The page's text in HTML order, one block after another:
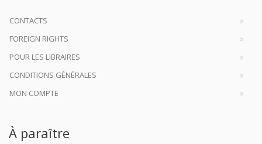
CONTACTS
FOREIGN RIGHTS
POUR LES LIBRAIRES
CONDITIONS GÉNÉRALES
MON COMPTE
À paraître